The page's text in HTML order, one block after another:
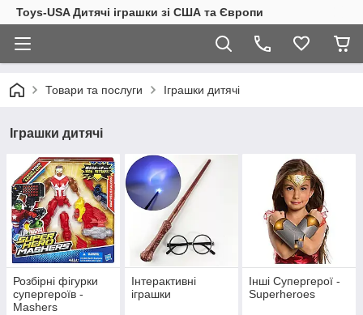
Toys-USA Дитячі іграшки зі США та Європи
Товари та послуги Іграшки дитячі
Іграшки дитячі
Розбірні фігурки
супергероїв -
Mashers
Інтерактивні
іграшки
Інші Супергерої -
Superheroes